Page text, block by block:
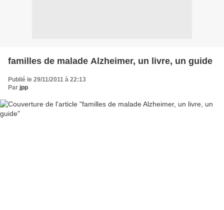
familles de malade Alzheimer, un livre, un guide
Publié le 29/11/2011 à 22:13
Par jpp